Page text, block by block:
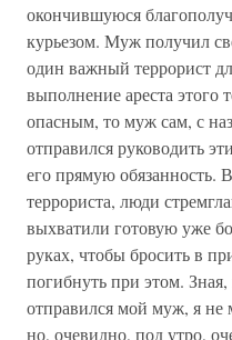
окончившуюся
курьезом. Муж получил
один важный террорист
выполнение ареста этого
опасным, то муж сам, с
отправился руководить
его прямую обязанность.
террориста, люди
выхватили готовую уже
руках, чтобы бросить в
погибнуть при этом.
отправился мой муж, я не
но, очевидно, под утро,